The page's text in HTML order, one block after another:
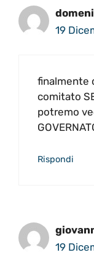
19
finalmente
comitato
potremo
Rispondi
19